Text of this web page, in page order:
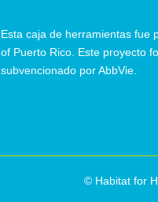
Esta caja de herramientas fue
of Puerto Rico. Este proyecto
subvencionado por AbbVie.
© Habitat for